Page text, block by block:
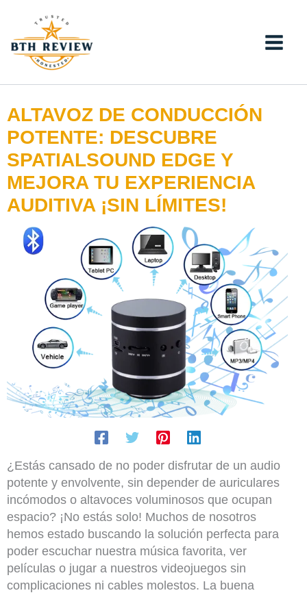
contenido
ALTAVOZ DE CONDUCCIÓN
POTENTE: DESCUBRE
SPATIALSOUND EDGE Y
MEJORA TU EXPERIENCIA
AUDITIVA ¡SIN LÍMITES!
¿Estás cansado de no poder disfrutar de un audio
potente y envolvente, sin depender de auriculares
incómodos o altavoces voluminosos que ocupan
espacio? ¡No estás solo! Muchos de nosotros
hemos estado buscando la solución perfecta para
poder escuchar nuestra música favorita, ver
películas o jugar a nuestros videojuegos sin
complicaciones ni cables molestos. La buena